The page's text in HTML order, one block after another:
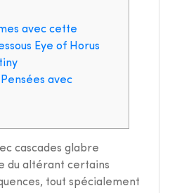
avec cette
Eye of Horus
avec
cascades glabre
du altérant certains
tout spécialement